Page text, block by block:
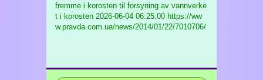
fremme i korosten til forsyning av vannverke
t i korosten 2026-06-04 06:25:00 https://ww
w.pravda.com.ua/news/2014/01/22/7010706/